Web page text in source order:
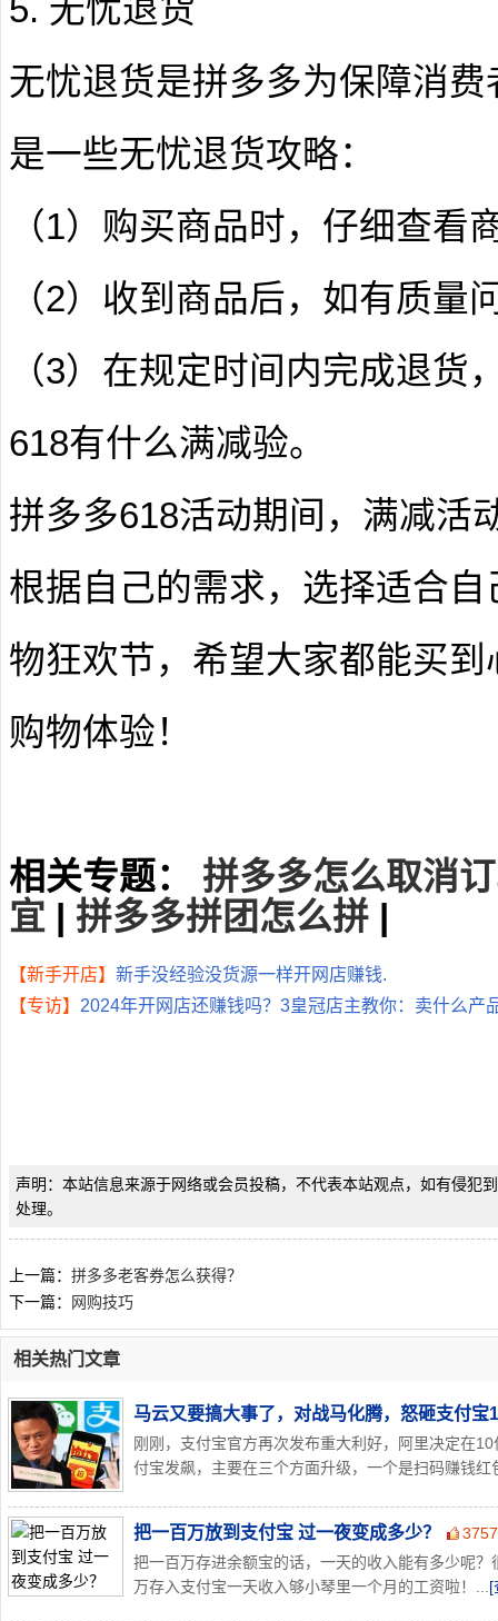
5. 无忧退货
无忧退货是拼多多为保障消
是一些无忧退货攻略：
（1）购买商品时，仔细查看
（2）收到商品后，如有质量
（3）在规定时间内完成退货
618有什么满减验。
拼多多618活动期间，满减活
根据自己的需求，选择适合
物狂欢节，希望大家都能买
购物体验！
相关专题： 拼多多怎么取消
宜 | 拼多多拼团怎么拼 |
【新手开店】 新手没经验没货源一样开网店赚钱.
【专访】 2024年开网店还赚钱吗？3皇冠店主教你：卖什么产
声明：本站信息来源于网络或会员投稿，不代表本站观点，如有侵犯
处理。
上一篇： 拼多多老客券怎么获得？
下一篇：
网购技巧
相关热门文章
马云又要搞大事了，对战马化腾，怒砸支付
刚刚，支付宝官方再次发布重大利好，阿里决定在
付宝发飙，主要在三个方面升级，一个是扫码赚钱红
把一百万放到支付宝 过一夜变成多少？
把一百万存进余额宝的话，一天的收入能有多少呢
万存入支付宝一天收入够小琴里一个月的工资啦！... [